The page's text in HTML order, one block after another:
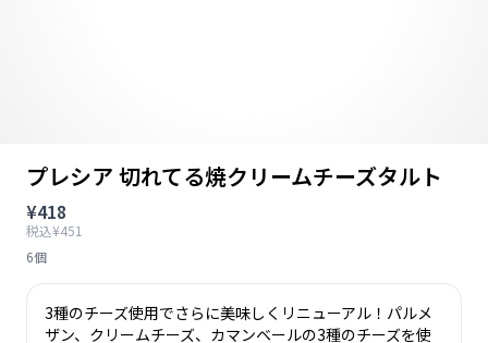
プレシア 切れてる焼クリームチーズタルト
¥418
税込¥451
6個
3種のチーズ使用でさらに美味しくリニューアル！パルメ
ザン、クリームチーズ、カマンベールの3種のチーズを使